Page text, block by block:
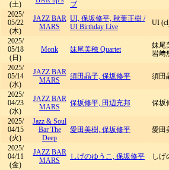
(土)
ブ
2025/
05/22
(木)
JAZZ BAR
MARS
UI, 保坂修平, 秋葉正樹 /
UI Birthday Live
UI
2025/
05/18
(日)
Monk 妹尾美穂 Quartet
妹尾
岩﨑
2025/
05/14
(水)
JAZZ BAR
MARS
須田晶子, 保坂修平 須田
2025/
04/23
(水)
JAZZ BAR
MARS
保坂修平, 田辺充邦 保坂
2025/
04/15
(火)
Jazz & Soul
Bar The
Deep
愛田美樹, 保坂修平 愛田
2025/
04/11
(金)
JAZZ BAR
MARS
しげのゆうこ, 保坂修平 しげ